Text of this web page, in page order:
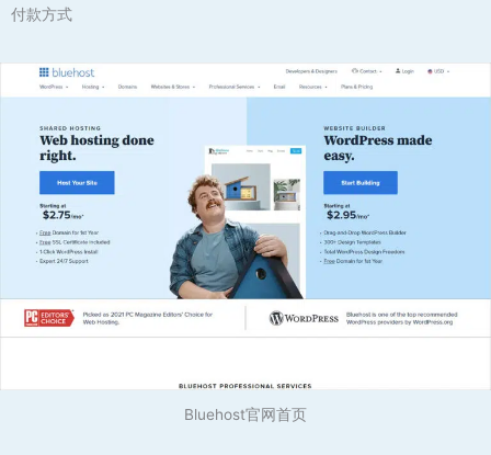
付款方式
Bluehost官网首页